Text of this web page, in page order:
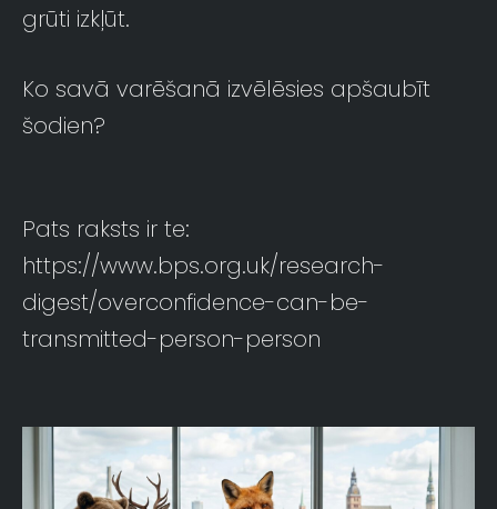
grūti izkļūt.
Ko savā varēšanā izvēlēsies apšaubīt
šodien?
Pats raksts ir te:
https://www.bps.org.uk/research-
digest/overconfidence-can-be-
transmitted-person-person